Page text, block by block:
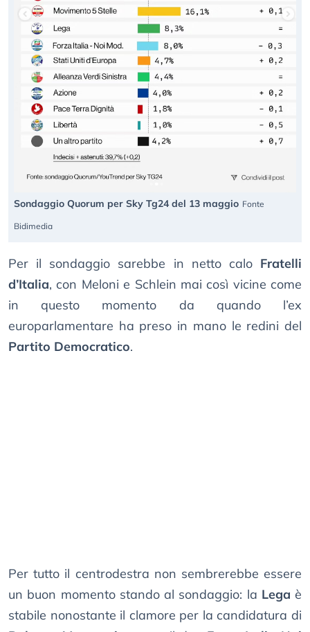
Sondaggio Quorum per Sky Tg24 del 13 maggio Fonte
Bidimedia
Per il sondaggio sarebbe in netto calo Fratelli
d’Italia, con Meloni e Schlein mai così vicine come
in questo momento da quando l’ex
europarlamentare ha preso in mano le redini del
Partito Democratico.
Per tutto il centrodestra non sembrerebbe essere
un buon momento stando al sondaggio: la Lega è
stabile nonostante il clamore per la candidatura di